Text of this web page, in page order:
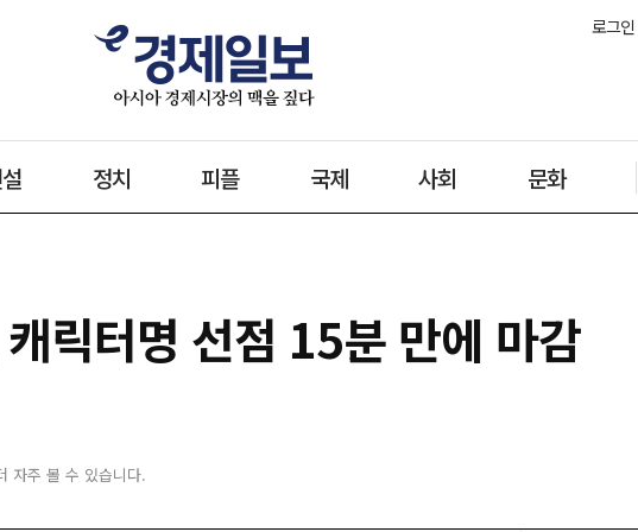
로그인
정치 피플 국제 사회 문화
릭터명 선점 15분 만에 마감
자주 볼 수 있습니다.